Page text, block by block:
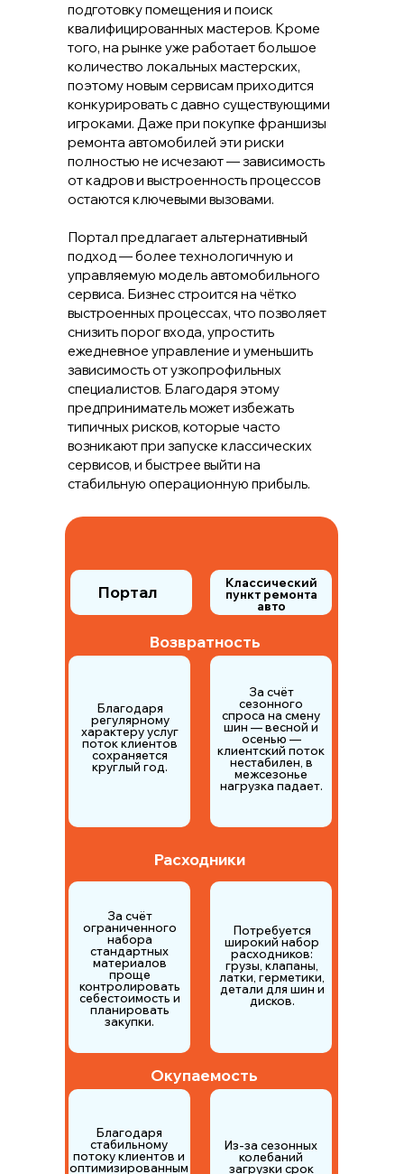
За счёт
сезонного
спроса на смену
шин — весной и
осенью —
клиентский поток
нестабилен, в
межсезонье
нагрузка падает.
Благодаря
регулярному
характеру услуг
поток клиентов
сохраняется
круглый год.
Возвратность
Окупаемость
За счёт
ограниченного
набора
стандартных
материалов
проще
контролировать
себестоимость и
планировать
закупки.
Потребуется
широкий набор
расходников:
грузы, клапаны,
латки, герметики,
детали для шин и
дисков.
Расходники
Портал
Классический
пункт ремонта
авто
подготовку помещения и поиск
квалифицированных мастеров. Кроме
того, на рынке уже работает большое
количество локальных мастерских,
поэтому новым сервисам приходится
конкурировать с давно существующими
игроками. Даже при покупке франшизы
ремонта автомобилей эти риски
полностью не исчезают — зависимость
от кадров и выстроенность процессов
остаются ключевыми вызовами.
Портал предлагает альтернативный
подход — более технологичную и
управляемую модель автомобильного
сервиса. Бизнес строится на чётко
выстроенных процессах, что позволяет
снизить порог входа, упростить
ежедневное управление и уменьшить
зависимость от узкопрофильных
специалистов. Благодаря этому
предприниматель может избежать
типичных рисков, которые часто
возникают при запуске классических
сервисов, и быстрее выйти на
стабильную операционную прибыль.
Благодаря
стабильному
потоку клиентов и
оптимизированным
Из-за сезонных
колебаний
загрузки срок